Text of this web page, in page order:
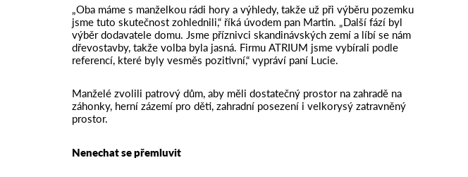
„Oba máme s manželkou rádi hory a výhledy, takže už při výběru pozemku
jsme tuto skutečnost zohlednili,“ říká úvodem pan Martin. „Další fází byl
výběr dodavatele domu. Jsme příznivci skandinávských zemí a líbí se nám
dřevostavby, takže volba byla jasná. Firmu ATRIUM jsme vybírali podle
referencí, které byly vesměs pozitivní,“ vypráví paní Lucie.
Manželé zvolili patrový dům, aby měli dostatečný prostor na zahradě na
záhonky, herní zázemí pro děti, zahradní posezení i velkorysý zatravněný
prostor.
Nenechat se přemluvit